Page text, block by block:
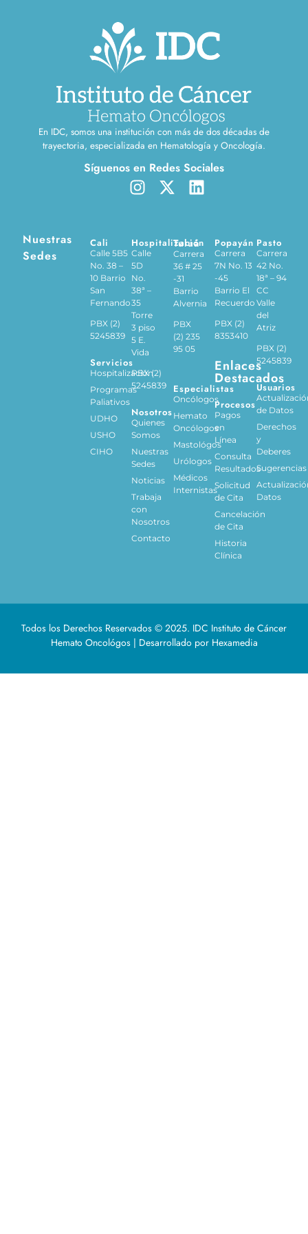
En IDC, somos una institución con más de dos décadas de
trayectoria, especializada en Hematología y Oncología.
Síguenos en Redes Sociales
Nuestras
Sedes
Cali
Calle 5B5
No. 38 –
10 Barrio
San
Fernando
PBX (2)
5245839
Servicios
Hospitalización
Programas
Paliativos
UDHO
USHO
CIHO
Hospitalización
Calle
5D
No.
38ª –
35
Torre
3 piso
5 E.
Vida
PBX (2)
5245839
Nosotros
Quienes
Somos
Nuestras
Sedes
Noticias
Trabaja
con
Nosotros
Contacto
Tuluá
Carrera
36 # 25
-31
Barrio
Alvernia
PBX
(2) 235
95 05
Especialistas
Oncólogos
Hemato
Oncólogos
Mastológos
Urólogos
Médicos
Internistas
Popayán
Carrera
7N No. 13
-45
Barrio El
Recuerdo
PBX (2)
8353410
Enlaces
Destacados
Procesos
Pagos
en
Línea
Consulta
Resultados
Solicitud
de Cita
Cancelación
de Cita
Historia
Clínica
Pasto
Carrera
42 No.
18ª – 94
CC
Valle
del
Atriz
PBX (2)
5245839
Usuarios
de Datos
Derechos
y
Deberes
Sugerencias
Datos
Todos los Derechos Reservados © 2025. IDC Instituto de Cáncer
Hemato Oncológos | Desarrollado por Hexamedia